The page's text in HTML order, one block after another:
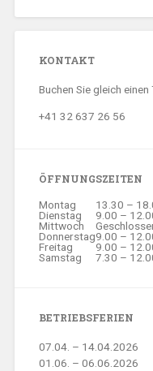
KONTAKT
Buchen Sie gleich einen
+41 32 637 26 56
ÖFFNUNGSZEITEN
Montag
13.30 –
Dienstag
9.00 –
Mittwoch
Donnerstag9.00 –
Freitag
9.00 –
Samstag
7.30 –
BETRIEBSFERIEN
07.04. – 14.04.2026
01.06. – 06.06.2026